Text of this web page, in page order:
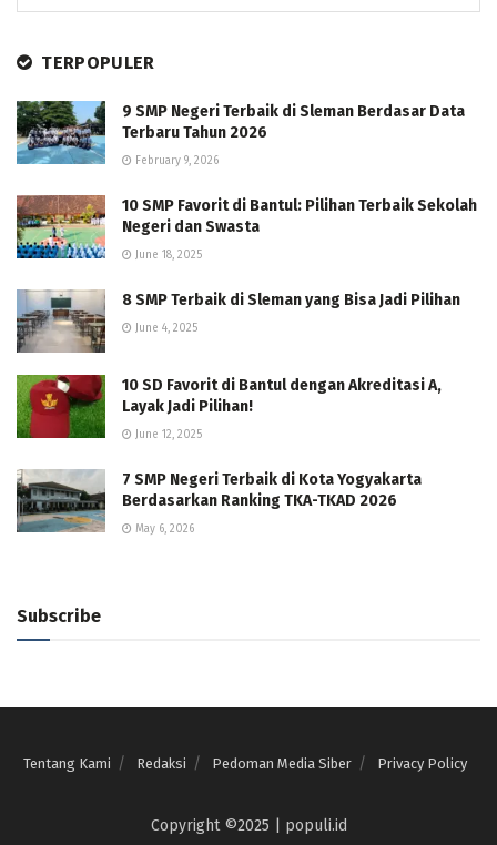
TERPOPULER
9 SMP Negeri Terbaik di Sleman Berdasar Data
Terbaru Tahun 2026
February 9, 2026
10 SMP Favorit di Bantul: Pilihan Terbaik Sekolah
Negeri dan Swasta
June 18, 2025
8 SMP Terbaik di Sleman yang Bisa Jadi Pilihan
June 4, 2025
10 SD Favorit di Bantul dengan Akreditasi A,
Layak Jadi Pilihan!
June 12, 2025
7 SMP Negeri Terbaik di Kota Yogyakarta
Berdasarkan Ranking TKA-TKAD 2026
May 6, 2026
Subscribe
Tentang Kami Redaksi Pedoman Media Siber Privacy Policy
Copyright ©2025 | populi.id